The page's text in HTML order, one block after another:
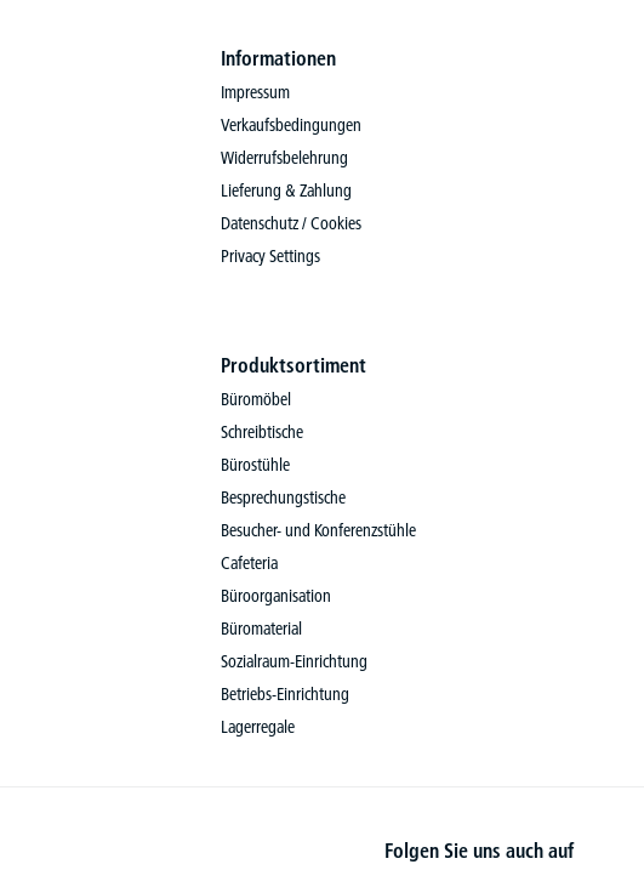
Informationen
Impressum
Verkaufsbedingungen
Widerrufsbelehrung
Lieferung & Zahlung
Datenschutz / Cookies
Privacy Settings
Produktsortiment
Büromöbel
Schreibtische
Bürostühle
Besprechungstische
Besucher- und Konferenzstühle
Cafeteria
Büroorganisation
Büromaterial
Sozialraum-Einrichtung
Betriebs-Einrichtung
Lagerregale
Folgen Sie uns auch auf